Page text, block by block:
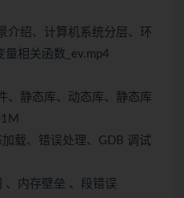
介绍、计算机系统分层、环
量相关函数_ev.mp4
、静态库、动态库、静态库
载、错误处理、GDB 调试
、内存壁垒 、段错误